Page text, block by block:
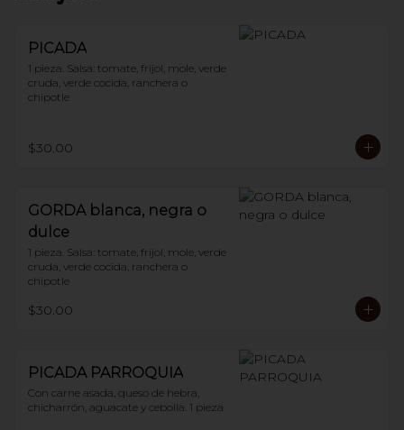
PICADA
1 pieza. Salsa: tomate, frijol, mole, verde
cruda, verde cocida, ranchera o
chipotle
$30.00
GORDA blanca, negra o
dulce
1 pieza. Salsa: tomate, frijol, mole, verde
cruda, verde cocida, ranchera o
chipotle
$30.00
PICADA PARROQUIA
Con carne asada, queso de hebra,
chicharrón, aguacate y cebolla. 1 pieza